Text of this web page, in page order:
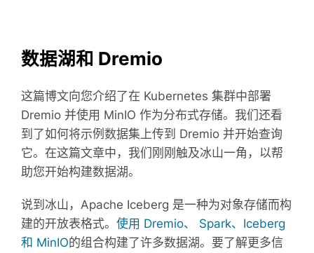
数据湖和 Dremio
这篇博文向您介绍了在 Kubernetes 集群中部署
Dremio 并使用 MinIO 作为分布式存储。 我们还看
到了如何将示例数据集上传到 Dremio 并开始查询
它。 在这篇文章中，我们刚刚触及冰山一角，以帮
助您开始构建数据湖。
说到冰山，Apache Iceberg 是一种为对象存储而构
建的开放表格式。 使用 Dremio、 Spark、Iceberg
和 MinIO的组合构建了许多数据湖。 要了解更多信